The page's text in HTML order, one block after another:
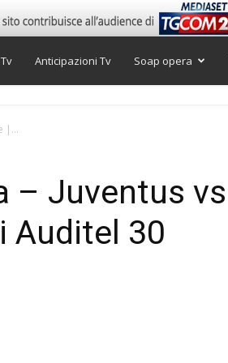
Anticipazioni Tv Soap opera
|...
– Juventus vs
Auditel 30